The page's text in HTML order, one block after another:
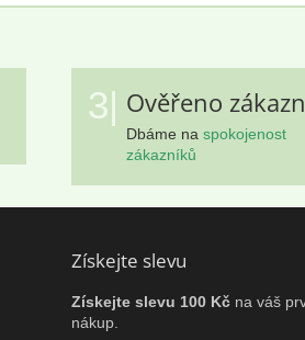
3| Ověřeno
Dbáme na spokojenost
zákazníků
Získejte slevu
Získejte slevu 100 Kč na váš
nákup.